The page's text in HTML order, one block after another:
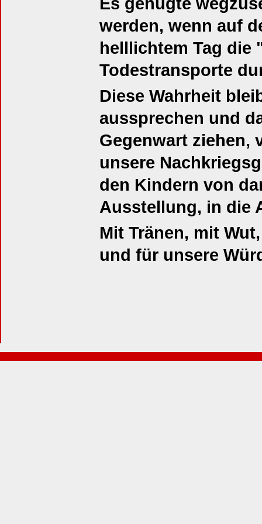
werden, wenn auf
helllichtem Tag die
Todestransporte
Diese Wahrheit
aussprechen und
Gegenwart ziehen,
unsere
den Kindern von
Ausstellung, in die
Mit Tränen, mit
und für unsere